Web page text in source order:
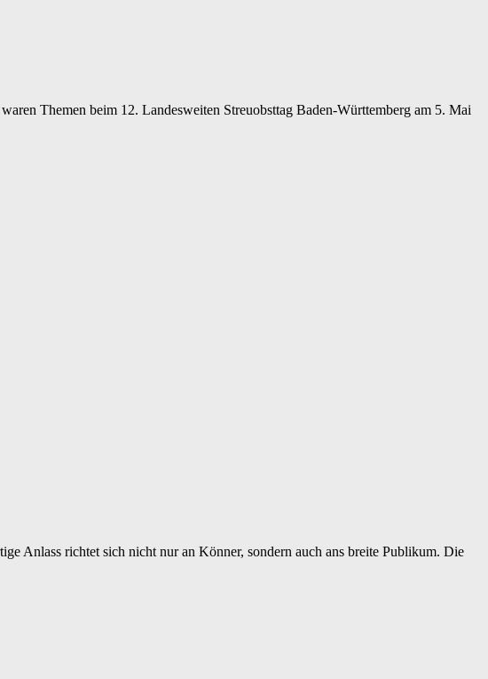
Themen beim 12. Landesweiten Streuobsttag Baden-Württemberg am 5. Mai
Anlass richtet sich nicht nur an Könner, sondern auch ans breite Publikum. Die